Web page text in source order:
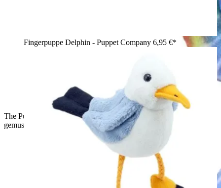
The Puppet Company Fingerpuppe Seepferdchen, grün-blau
gemustert mit blauer Schnauze, Seitenansicht
Fingerpuppe Delphin - Puppet Company 6,95 €*